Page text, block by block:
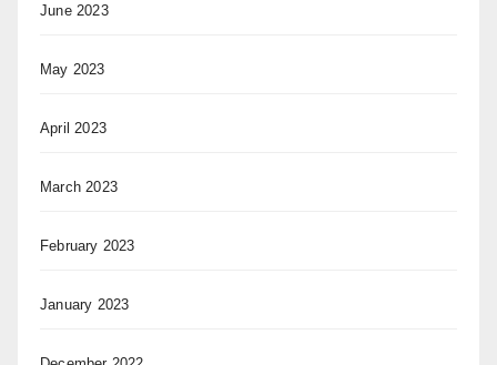
June 2023
May 2023
April 2023
March 2023
February 2023
January 2023